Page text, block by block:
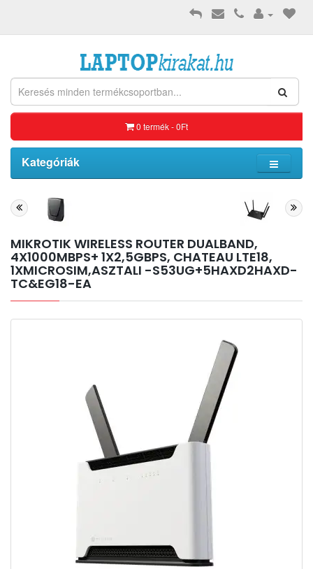
0 termék - 0Ft
Kategóriák
MIKROTIK WIRELESS ROUTER DUALBAND,
4X1000MBPS+ 1X2,5GBPS, CHATEAU LTE18,
1XMICROSIM,ASZTALI -S53UG+5HAXD2HAXD-
TC&EG18-EA